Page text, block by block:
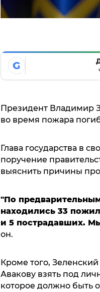
G
Президент Владимир
во время пожара
Глава государства в
поручение
выяснить причины
"По
находились 33
и 5 пострадавших.
он.
Кроме того,
Авакову взять под
которое должно быть